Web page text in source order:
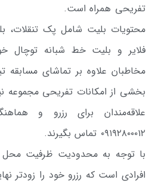
تفریحی همراه است.
محتویات بلیت شامل پک تنقلات،
فلایر و بلیت خط شبانه توچال
مخاطبان علاوه بر تماشای مسابقه
بخشی از امکانات تفریحی مجموعه
علاقه‌مندان برای رزرو و
۰۹۱۹۲۸۰۰۰۱۲ تماس بگیرند.
با توجه به محدودیت ظرفیت محل
افرادی است که رزرو خود را زودتر